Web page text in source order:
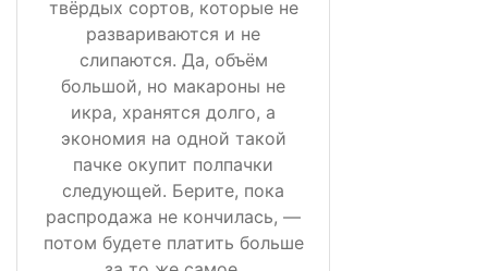
твёрдых сортов, которые не
развариваются и не
слипаются. Да, объём
большой, но макароны не
икра, хранятся долго, а
экономия на одной такой
пачке окупит полпачки
следующей. Берите, пока
распродажа не кончилась, —
потом будете платить больше